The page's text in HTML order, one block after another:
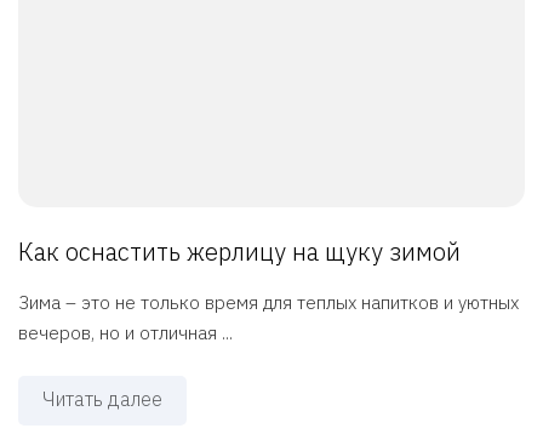
Как оснастить жерлицу на щуку зимой
Зима – это не только время для теплых напитков и уютных
вечеров, но и отличная ...
Читать далее